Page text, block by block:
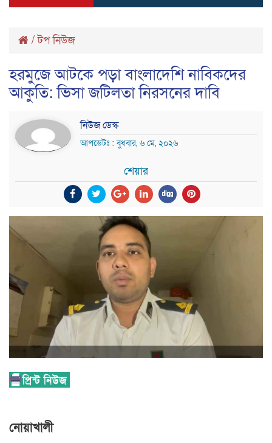
/টপ নিউজ
হরমুজে আটকে পড়া বাংলাদেশি নাবিকদের
আকুতি: ভিসা জটিলতা নিরসনের দাবি
নিউজ ডেস্ক
আপডেটঃ : বুধবার, ৬ মে, ২০২৬
শেয়ার
নোয়াখালী